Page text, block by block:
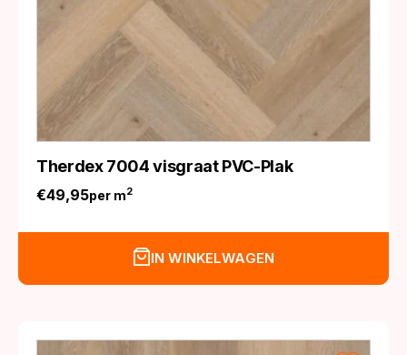
Therdex 7004 visgraat PVC-Plak
€49,95per m2
IN WINKELWAGEN